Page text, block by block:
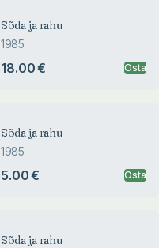
Sõda ja rahu
1985
18.00 € Osta
Sõda ja rahu
1985
5.00 € Osta
Sõda ja rahu